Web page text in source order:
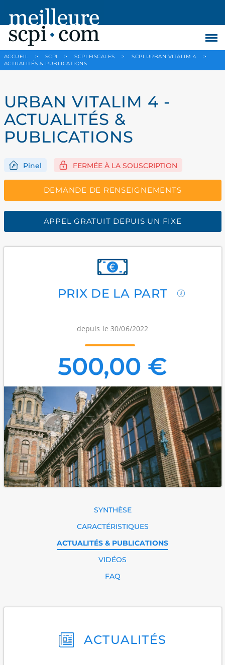
ACCUEIL > SCPI > SCPI FISCALES > SCPI URBAN VITALIM 4
>
ACTUALITÉS & PUBLICATIONS
URBAN VITALIM 4 -
ACTUALITÉS &
PUBLICATIONS
Pinel FERMÉE À LA SOUSCRIPTION
DEMANDE DE RENSEIGNEMENTS
APPEL GRATUIT DEPUIS UN FIXE
PRIX DE LA PART
depuis le 30/06/2022
500,00 €
SYNTHÈSE
CARACTÉRISTIQUES
ACTUALITÉS & PUBLICATIONS
VIDÉOS
FAQ
ACTUALITÉS